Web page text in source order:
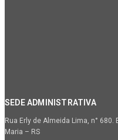
SEDE ADMINISTRATIVA
Rua Erly de Almeida Lima, n° 680.
Maria – RS